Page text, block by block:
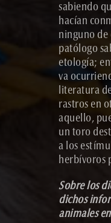
sabiendo
hacían
ninguno de
patólogo
etología;
va
literatura
rastros en
aquello,
un toro
a los
herbívoros
Sobre los
dichos
animales